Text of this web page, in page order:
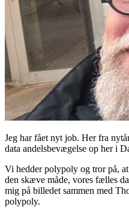
Jeg har fået nyt job. Her fra
data andelsbevægelse op her i
Vi hedder polypoly og tror på,
den skæve måde, vores fælles
mig på billedet sammen med
polypoly.